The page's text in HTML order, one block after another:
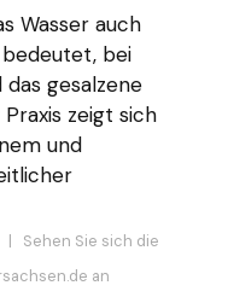
Wasser auch
bei
gesalzene
zeigt sich
und
| Sehen Sie sich die
an